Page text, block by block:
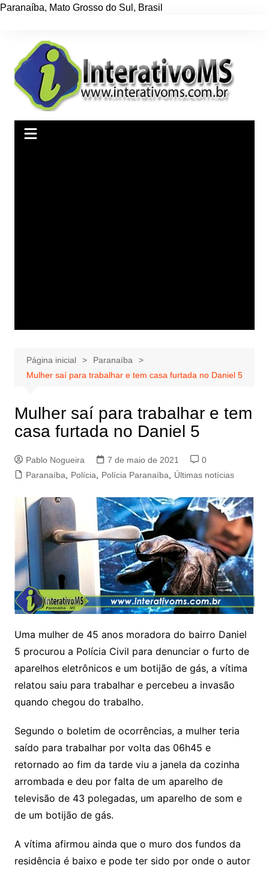
Paranaíba, Mato Grosso do Sul , Brasil
conteúdo
Página inicial
Paranaíba
Mulher saí para trabalhar e tem casa furtada no Daniel 5
Mulher saí para trabalhar e tem
casa furtada no Daniel 5
Pablo Nogueira 7 de maio de 2021
0
Paranaíba
Polícia Polícia Paranaíba Últimas notícias
Uma mulher de 45 anos moradora do bairro Daniel
5 procurou a Polícia Civil para denunciar o furto de
aparelhos eletrônicos e um botijão de gás, a vítima
relatou saiu para trabalhar e percebeu a invasão
quando chegou do trabalho.
Segundo o boletim de ocorrências, a mulher teria
saído para trabalhar por volta das 06h45 e
retornado ao fim da tarde viu a janela da cozinha
arrombada e deu por falta de um aparelho de
televisão de 43 polegadas, um aparelho de som e
de um botijão de gás.
A vítima afirmou ainda que o muro dos fundos da
residência é baixo e pode ter sido por onde o autor